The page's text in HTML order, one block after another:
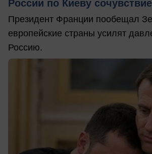
России по Киеву
Президент Франции пообещал
европейские страны усилят
Россию.